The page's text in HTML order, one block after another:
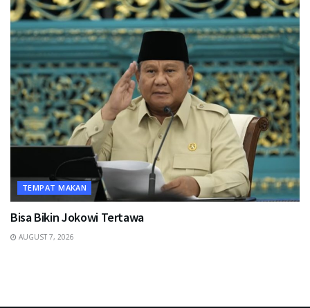
TEMPAT MAKAN
Bisa Bikin Jokowi Tertawa
AUGUST 7, 2026